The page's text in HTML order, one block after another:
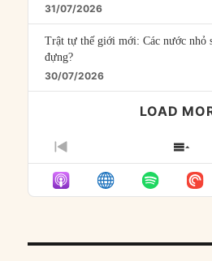
31/07/2026
Trật tự thế giới mới: Các nước nhỏ
đựng?
30/07/2026
LOAD
PREVIOUS
EPISODE
LIST